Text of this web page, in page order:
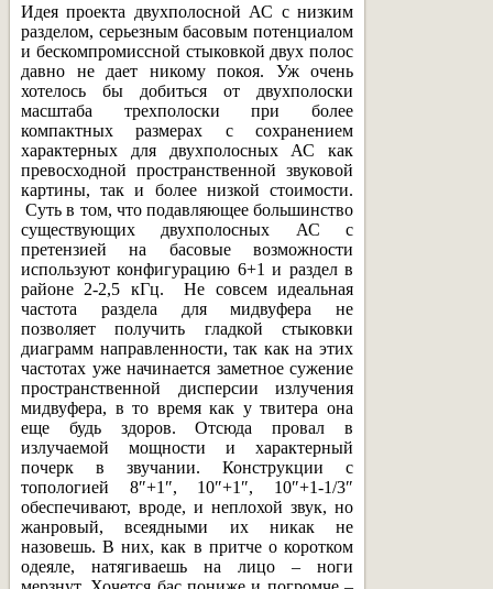
Идея проекта двухполосной АС с низким
разделом, серьезным басовым потенциалом
и бескомпромиссной стыковкой двух полос
давно не дает никому покоя. Уж очень
хотелось бы добиться от двухполоски
масштаба трехполоски при более
компактных размерах с сохранением
характерных для двухполосных АС как
превосходной пространственной звуковой
картины, так и более низкой стоимости.
Суть в том, что подавляющее большинство
существующих двухполосных АС с
претензией на басовые возможности
используют конфигурацию 6+1 и раздел в
районе 2-2,5 кГц. Не совсем идеальная
частота раздела для мидвуфера не
позволяет получить гладкой стыковки
диаграмм направленности, так как на этих
частотах уже начинается заметное сужение
пространственной дисперсии излучения
мидвуфера, в то время как у твитера она
еще будь здоров. Отсюда провал в
излучаемой мощности и характерный
почерк в звучании. Конструкции с
топологией 8″+1″, 10″+1″, 10″+1-1/3″
обеспечивают, вроде, и неплохой звук, но
жанровый, всеядными их никак не
назовешь. В них, как в притче о коротком
одеяле, натягиваешь на лицо – ноги